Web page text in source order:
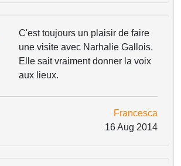
C'est toujours un plaisir de faire
une visite avec Narhalie Gallois.
Elle sait vraiment donner la voix
aux lieux.
Francesca
16 Aug 2014